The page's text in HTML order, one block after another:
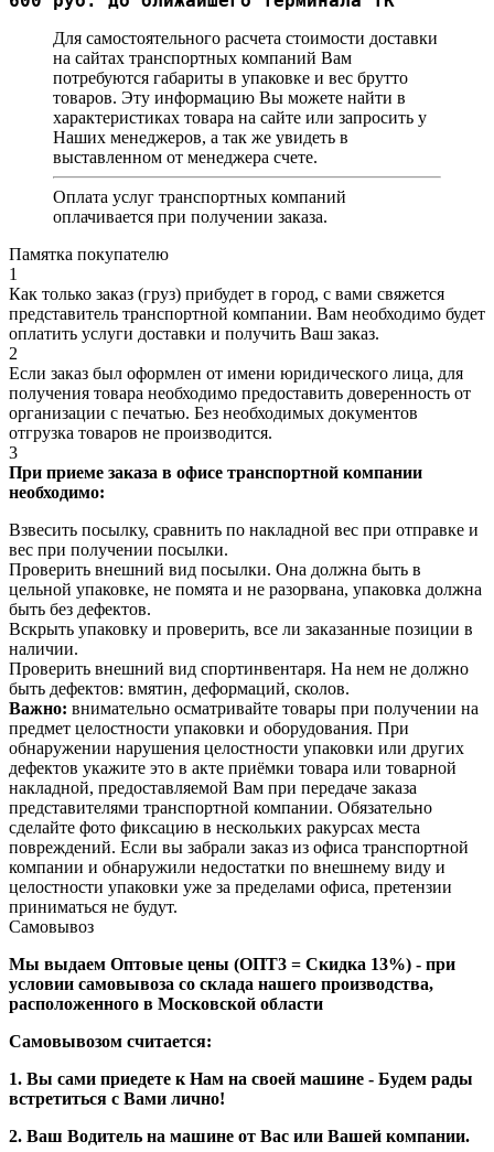
Для самостоятельного расчета стоимости доставки
на сайтах транспортных компаний Вам
потребуются габариты в упаковке и вес брутто
товаров. Эту информацию Вы можете найти в
характеристиках товара на сайте или запросить у
Наших менеджеров, а так же увидеть в
выставленном от менеджера счете.
Оплата услуг транспортных компаний
оплачивается при получении заказа.
Памятка покупателю
1
Как только заказ (груз) прибудет в город, с вами свяжется
представитель транспортной компании. Вам необходимо будет
оплатить услуги доставки и получить Ваш заказ.
2
Если заказ был оформлен от имени юридического лица, для
получения товара необходимо предоставить доверенность от
организации с печатью. Без необходимых документов
отгрузка товаров не производится.
3
При приеме заказа в офисе транспортной компании
необходимо:
Взвесить посылку, сравнить по накладной вес при отправке и
вес при получении посылки.
Проверить внешний вид посылки. Она должна быть в
цельной упаковке, не помята и не разорвана, упаковка должна
быть без дефектов.
Вскрыть упаковку и проверить, все ли заказанные позиции в
наличии.
Проверить внешний вид спортинвентаря. На нем не должно
быть дефектов: вмятин, деформаций, сколов.
Важно: внимательно осматривайте товары при получении на
предмет целостности упаковки и оборудования. При
обнаружении нарушения целостности упаковки или других
дефектов укажите это в акте приёмки товара или товарной
накладной, предоставляемой Вам при передаче заказа
представителями транспортной компании. Обязательно
сделайте фото фиксацию в нескольких ракурсах места
повреждений. Если вы забрали заказ из офиса транспортной
компании и обнаружили недостатки по внешнему виду и
целостности упаковки уже за пределами офиса, претензии
приниматься не будут.
Самовывоз
Мы выдаем Оптовые цены (ОПТ3 = Скидка 13%) - при
условии самовывоза со склада нашего производства,
расположенного в Московской области
Самовывозом считается:
1. Вы сами приедете к Нам на своей машине - Будем рады
встретиться с Вами лично!
2. Ваш Водитель на машине от Вас или Вашей компании.